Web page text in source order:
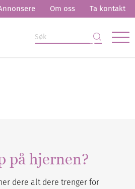
Om oss Ta kontakt
på hjernen?
dere alt dere trenger for